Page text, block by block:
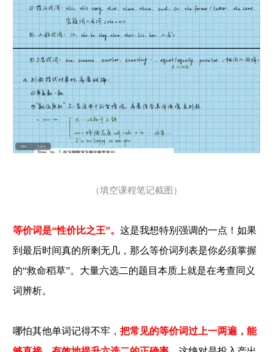
（填空课程笔记截图）
等价词是“性价比之王”。 这是我想特别强调的一点！如果
到最后时间真的所剩无几，那么等价词列表是你必须掌握
的“救命稻草”。大量六选二的题目本质上就是在考查同义
词辨析。
哪怕其他单词记得不牢， 把常见的等价词过上一两遍，能